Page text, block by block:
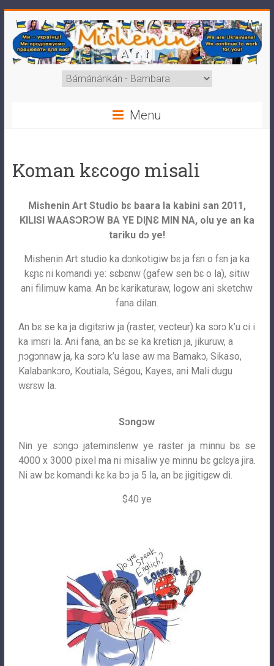
Menu
Koman kɛcogo misali
Mishenin Art Studio bɛ baara la kabini san 2011,
KILISI WAASƆRƆW BA YE DIƝƐ MIN NA, olu ye an ka
tariku dɔ ye!
Mishenin Art studio ka dɔnkotigiw bɛ ja fɛn o fɛn ja ka
kɛɲɛ ni komandi ye: sɛbɛnw (gafew sen bɛ o la), sitiw
ani filimuw kama. An bɛ karikaturaw, logow ani sketchw
fana dilan.
An bɛ se ka ja digitɛriw ja (raster, vecteur) ka sɔrɔ k’u ci i
ka imɛri la. Ani fana, an bɛ se ka kretiɛn ja, jikuruw, a
ɲɔgɔnnaw ja, ka sɔrɔ k’u lase aw ma Bamakɔ, Sikaso,
Kalabankɔro, Koutiala, Ségou, Kayes, ani Mali dugu
wɛrɛw la.
Sɔngɔw
Nin ye sɔngɔ jateminɛlenw ye raster ja minnu bɛ se
4000 x 3000 pixel ma ni misaliw ye minnu bɛ gɛlɛya jira.
Ni aw bɛ komandi kɛ ka bɔ ja 5 la, an bɛ jigitigɛw di.
$40 ye